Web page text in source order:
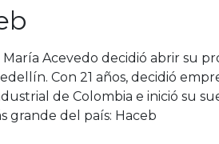
María Acevedo decidió abrir su
Con 21 años, decidió
de Colombia e inició su
grande del país: Haceb